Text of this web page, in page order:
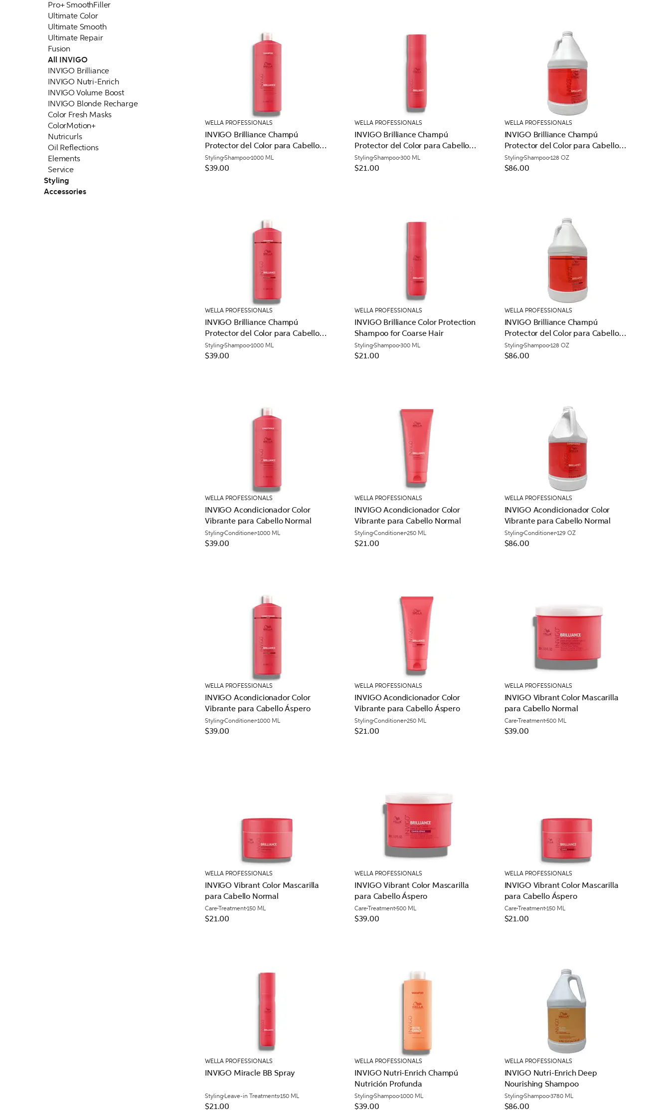
Pro+ SmoothFiller
Ultimate Color
Ultimate Smooth
Ultimate Repair
Fusion
All INVIGO
INVIGO Brilliance
INVIGO Nutri-Enrich
INVIGO Volume Boost
INVIGO Blonde Recharge
Color Fresh Masks
ColorMotion+
Nutricurls
Oil Reflections
Elements
Service
Styling
Accessories
WELLA PROFESSIONALS
INVIGO Brilliance Champú
Protector del Color para Cabello
Normal
StylingShampoo1000 ML
$39.00
WELLA PROFESSIONALS
INVIGO Brilliance Champú
Protector del Color para Cabello
Normal
StylingShampoo300 ML
$21.00
WELLA PROFESSIONALS
INVIGO Brilliance Champú
Protector del Color para Cabello
Normal
StylingShampoo128 OZ
$86.00
WELLA PROFESSIONALS
INVIGO Brilliance Champú
Protector del Color para Cabello
Áspero
StylingShampoo1000 ML
$39.00
WELLA PROFESSIONALS
INVIGO Brilliance Color Protection
Shampoo for Coarse Hair
StylingShampoo300 ML
$21.00
WELLA PROFESSIONALS
INVIGO Brilliance Champú
Protector del Color para Cabello
Áspero
StylingShampoo128 OZ
$86.00
WELLA PROFESSIONALS
INVIGO Acondicionador Color
Vibrante para Cabello Normal
StylingConditioner1000 ML
$39.00
WELLA PROFESSIONALS
INVIGO Acondicionador Color
Vibrante para Cabello Normal
StylingConditioner250 ML
$21.00
WELLA PROFESSIONALS
INVIGO Acondicionador Color
Vibrante para Cabello Normal
StylingConditioner129 OZ
$86.00
WELLA PROFESSIONALS
INVIGO Acondicionador Color
Vibrante para Cabello Áspero
StylingConditioner1000 ML
$39.00
WELLA PROFESSIONALS
INVIGO Acondicionador Color
Vibrante para Cabello Áspero
StylingConditioner250 ML
$21.00
WELLA PROFESSIONALS
INVIGO Vibrant Color Mascarilla
para Cabello Normal
CareTreatment500 ML
$39.00
WELLA PROFESSIONALS
INVIGO Vibrant Color Mascarilla
para Cabello Normal
CareTreatment150 ML
$21.00
WELLA PROFESSIONALS
INVIGO Vibrant Color Mascarilla
para Cabello Áspero
CareTreatment500 ML
$39.00
WELLA PROFESSIONALS
INVIGO Vibrant Color Mascarilla
para Cabello Áspero
CareTreatment150 ML
$21.00
WELLA PROFESSIONALS
INVIGO Miracle BB Spray
Styling Leave-in Treatments150 ML
$21.00
WELLA PROFESSIONALS
INVIGO Nutri-Enrich Champú
Nutrición Profunda
StylingShampoo1000 ML
$39.00
WELLA PROFESSIONALS
INVIGO Nutri-Enrich Deep
Nourishing Shampoo
StylingShampoo3780 ML
$86.00